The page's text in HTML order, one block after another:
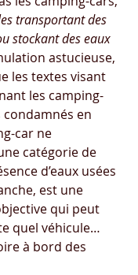
transportant des
stockant des eaux
astucieuse,
les textes visant
les camping-
en
car ne
catégorie de
d’eaux usées
est une
qui peut
quel véhicule…
à bord des